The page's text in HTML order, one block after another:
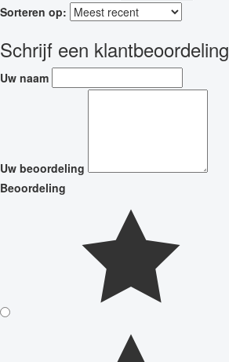
Sorteren op:
Schrijf een klantbeoordeling
Uw naam
Uw beoordeling
Beoordeling